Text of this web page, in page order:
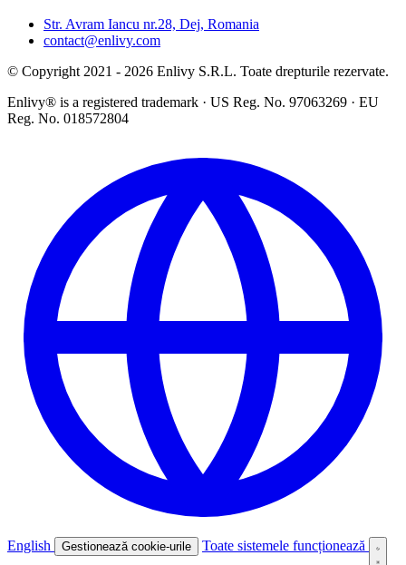
Str. Avram Iancu nr.28, Dej, Romania
contact@enlivy.com
© Copyright 2021 - 2026 Enlivy S.R.L. Toate drepturile rezervate.
Enlivy® is a registered trademark · US Reg. No. 97063269 · EU
Reg. No. 018572804
English Gestionează cookie-urile Toate sistemele funcționează